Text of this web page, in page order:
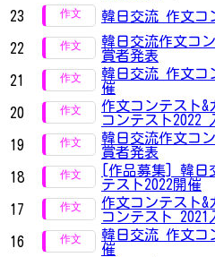
23
韓日交流 作文コ
22
韓日交流作文コ
賞者発表
21
韓日交流 作文コ
催
20
作文コンテスト&
コンテスト2022
19
韓日交流作文コ
賞者発表
18
[作品募集] 韓日
テスト2022開催
17
作文コンテスト&
コンテスト 2021
16
韓日交流 作文コ
催